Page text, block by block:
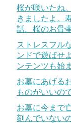
桜が咲いたね
きましたよ。
話。桜のお骨
ストレスフル
ンドで遊ばせ
ンテンツも始
お墓にあげる
ものがいいの
お墓に今まで
刻んでいない